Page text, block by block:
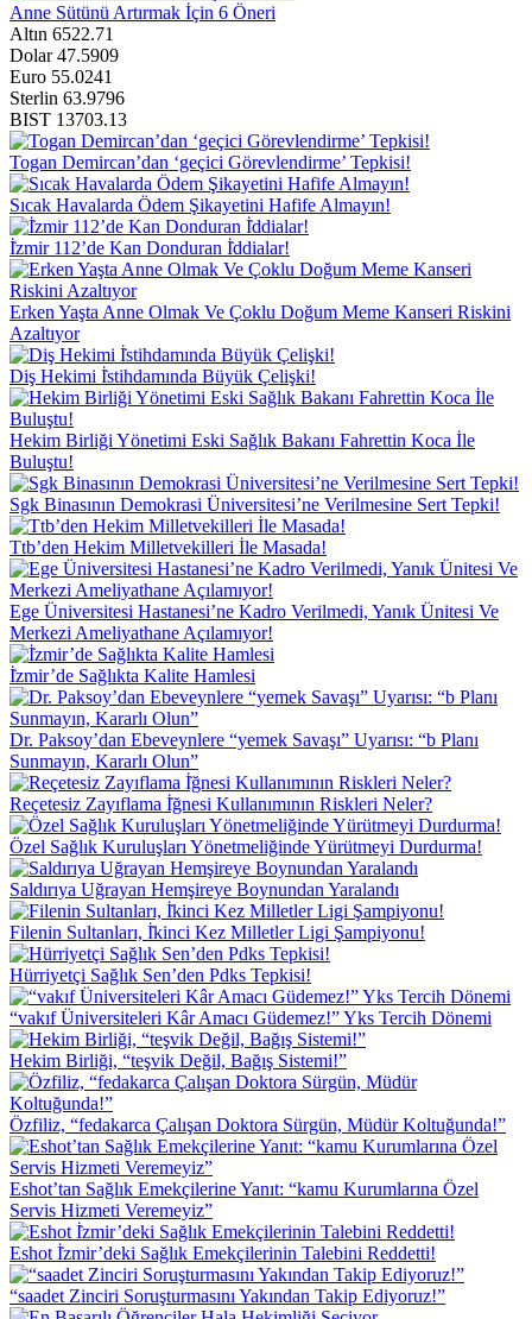
Anne Sütünü Artırmak İçin 6 Öneri
Altın 6522.71
Dolar47.5909
Euro 55.0241
Sterlin 63.9796
BIST 13703.13
Togan Demircan’dan ‘geçici Görevlendirme’ Tepkisi!
Sıcak Havalarda Ödem Şikayetini Hafife Almayın!
İ̇zmir 112’de Kan Donduran İ̇ddialar!
Erken Yaşta Anne Olmak Ve Çoklu Doğum Meme Kanseri Riskini
Azaltıyor
Diş Hekimi İ̇stihdamında Büyük Çelişki!
Hekim Birliği Yönetimi Eski Sağlık Bakanı Fahrettin Koca İle
Buluştu!
Sgk Binasının Demokrasi Üniversitesi’ne Verilmesine Sert Tepki!
Ttb’den Hekim Milletvekilleri İle Masada!
Ege Üniversitesi Hastanesi’ne Kadro Verilmedi, Yanık Ünitesi Ve
Merkezi Ameliyathane Açılamıyor!
İ̇zmir’de Sağlıkta Kalite Hamlesi
Dr. Paksoy’dan Ebeveynlere “yemek Savaşı” Uyarısı: “b Planı
Sunmayın, Kararlı Olun”
Reçetesiz Zayıflama İ̇ğnesi Kullanımının Riskleri Neler?
Özel Sağlık Kuruluşları Yönetmeliğinde Yürütmeyi Durdurma!
Saldırıya Uğrayan Hemşireye Boynundan Yaralandı
Filenin Sultanları, İ̇kinci Kez Milletler Ligi Şampiyonu!
Hürriyetçi Sağlık Sen’den Pdks Tepkisi!
“vakıf Üniversiteleri Kâr Amacı Güdemez!” Yks Tercih Dönemi
Hekim Birliği, “teşvik Değil, Bağış Sistemi!”
Özfiliz, “fedakarca Çalışan Doktora Sürgün, Müdür Koltuğunda!”
Eshot’tan Sağlık Emekçilerine Yanıt: “kamu Kurumlarına Özel
Servis Hizmeti Veremeyiz”
Eshot İ̇zmir’deki Sağlık Emekçilerinin Talebini Reddetti!
“saadet Zinciri Soruşturmasını Yakından Takip Ediyoruz!”